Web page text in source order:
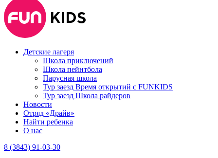
Детские лагеря
Школа приключений
Школа пейнтбола
Парусная школа
Тур заезд Время открытий с FUNKIDS
Тур заезд Школа райдеров
Новости
Отряд «Драйв»
Найти ребенка
О нас
8 (3843) 91-03-30